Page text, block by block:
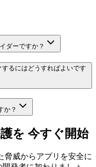
ダーですか？
るにはどうすればよいです
か？
を 今すぐ開始
脅威からアプリを安全に